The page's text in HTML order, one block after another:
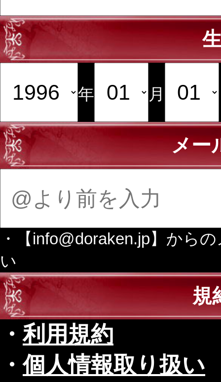
年 月
メー
・【info@doraken.jp】から
い
規
・利用規約
・個人情報取り扱い